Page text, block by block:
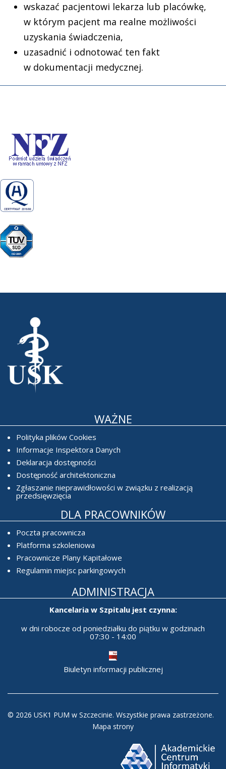
wskazać pacjentowi lekarza lub placówkę,
w którym pacjent ma realne możliwości
uzyskania świadczenia,
uzasadnić i odnotować ten fakt
w dokumentacji medycznej.
WAŻNE
Polityka plików Cookies
Informacje Inspektora Danych
Deklaracja dostępności
Dostępność architektoniczna
Zgłaszanie nieprawidłowości w związku z realizacją
przedsięwzięcia
DLA PRACOWNIKÓW
Poczta pracownicza
Platforma szkoleniowa
Pracownicze Plany Kapitałowe
Regulamin miejsc parkingowych
ADMINISTRACJA
Kancelaria w Szpitalu jest czynna:
w dni robocze od poniedziałku do piątku w godzinach
07:30 - 14:00
Biuletyn informacji publicznej
© 2026 USK1 PUM w Szczecinie. Wszystkie prawa zastrzeżone.
Mapa strony